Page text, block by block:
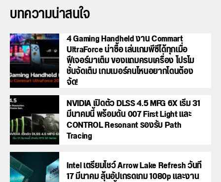
บทความน่าสนใจ
4 Gaming Handheld งาน Commart
UltraForce น่าซื้อ เล่นเกมพีซีได้ทุกเมื่อ
ฟีเจอร์มาเต็ม ของแถมครบเครื่อง โปรโม
ชั่นจัดเต็ม เกมเมอร์คนไหนอยากโดนต้อง
จัด!
NVIDIA เปิดตัว DLSS 4.5 MFG 6X เริ่ม 31
มีนาคมนี้ พร้อมดัน 007 First Light และ
CONTROL Resonant รองรับ Path
Tracing
Intel เตรียมโชว์ Arrow Lake Refresh วันที่
17 มีนาคม ลุ้นอัปเกรดเกม 1080p และงาน